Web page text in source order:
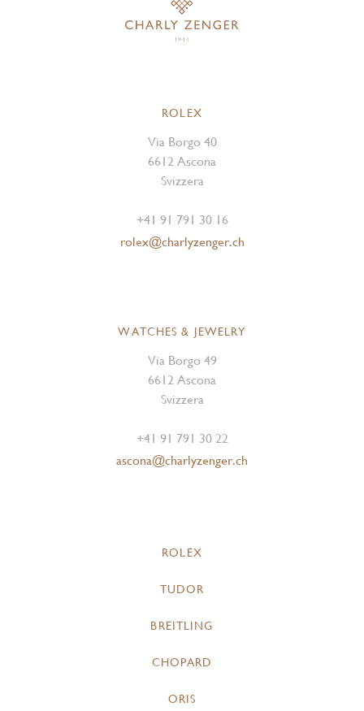
ROLEX
Via Borgo 40
6612 Ascona
Svizzera
+41 91 791 30 16
rolex@charlyzenger.ch
WATCHES & JEWELRY
Via Borgo 49
6612 Ascona
Svizzera
+41 91 791 30 22
ascona@charlyzenger.ch
ROLEX
TUDOR
BREITLING
CHOPARD
ORIS